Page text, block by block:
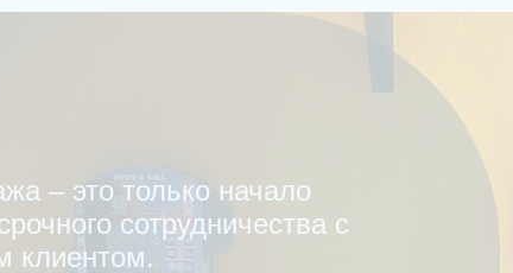
– это только начало
сотрудничества с
клиентом.